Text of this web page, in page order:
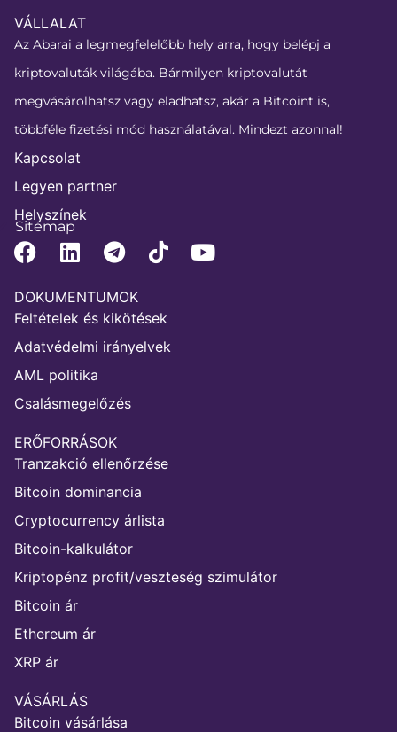
VÁLLALAT
Az Abarai a legmegfelelőbb hely arra, hogy belépj a
kriptovaluták világába. Bármilyen kriptovalutát
megvásárolhatsz vagy eladhatsz, akár a Bitcoint is,
többféle fizetési mód használatával. Mindezt azonnal!
Kapcsolat
Legyen partner
Helyszínek
Sitemap
DOKUMENTUMOK
Feltételek és kikötések
Adatvédelmi irányelvek
AML politika
Csalásmegelőzés
ERŐFORRÁSOK
Tranzakció ellenőrzése
Bitcoin dominancia
Cryptocurrency árlista
Bitcoin-kalkulátor
Kriptopénz profit/veszteség szimulátor
Bitcoin ár
Ethereum ár
XRP ár
VÁSÁRLÁS
Bitcoin vásárlása